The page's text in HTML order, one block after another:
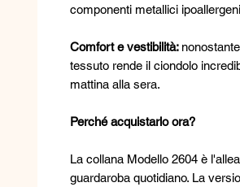
componenti metallici
Comfort e vestibilità:
tessuto rende il ciondolo
mattina alla sera.
Perché acquistarlo ora?
La collana Modello 2604 è
guardaroba quotidiano. La